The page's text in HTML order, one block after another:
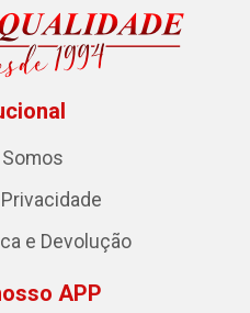
e Devolução
APP